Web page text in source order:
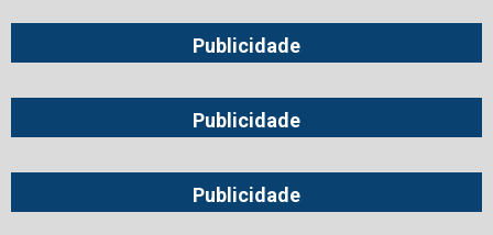
Publicidade
Publicidade
Publicidade